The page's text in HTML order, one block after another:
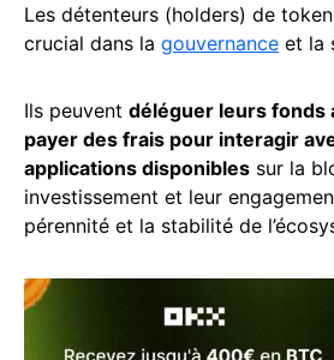
Les détenteurs (holders) de
crucial dans la gouvernance et la
Ils peuvent déléguer leurs fonds
payer des frais pour interagir
applications disponibles sur la
investissement et leur
pérennité et la stabilité de